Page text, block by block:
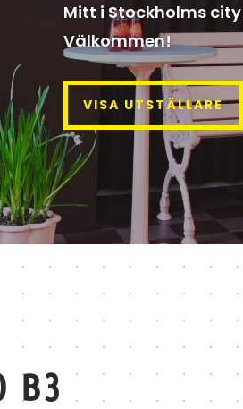
Mitt i Stockholms
Välkommen!
VISA UTSTÄLLARE
B3